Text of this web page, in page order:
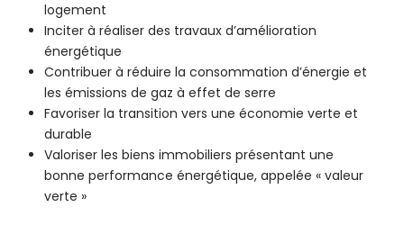
logement
Inciter à réaliser des travaux d’amélioration
énergétique
Contribuer à réduire la consommation d’énergie et
les émissions de gaz à effet de serre
Favoriser la transition vers une économie verte et
durable
Valoriser les biens immobiliers présentant une
bonne performance énergétique, appelée « valeur
verte »